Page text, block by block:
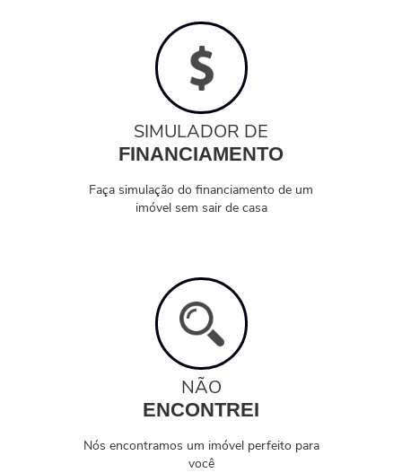
SIMULADOR DE
FINANCIAMENTO
Faça simulação do financiamento de um
imóvel sem sair de casa
NÃO
ENCONTREI
Nós encontramos um imóvel perfeito para
você